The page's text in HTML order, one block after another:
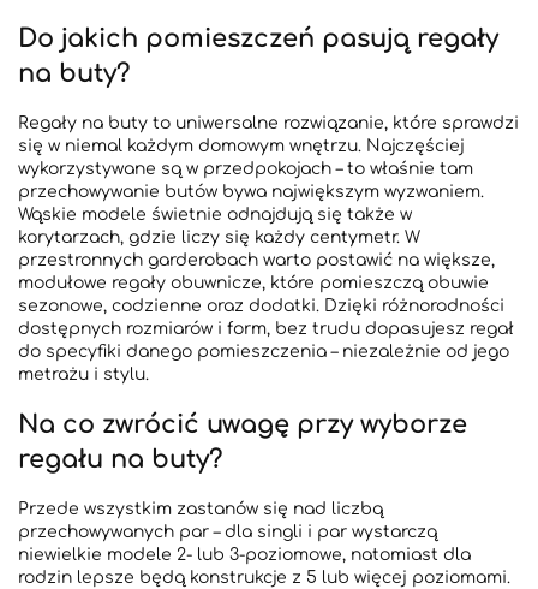
Do jakich pomieszczeń pasują regały
na buty?
Regały na buty to uniwersalne rozwiązanie, które sprawdzi
się w niemal każdym domowym wnętrzu. Najczęściej
wykorzystywane są w przedpokojach – to właśnie tam
przechowywanie butów bywa największym wyzwaniem.
Wąskie modele świetnie odnajdują się także w
korytarzach, gdzie liczy się każdy centymetr. W
przestronnych garderobach warto postawić na większe,
modułowe regały obuwnicze, które pomieszczą obuwie
sezonowe, codzienne oraz dodatki. Dzięki różnorodności
dostępnych rozmiarów i form, bez trudu dopasujesz regał
do specyfiki danego pomieszczenia – niezależnie od jego
metrażu i stylu.
Na co zwrócić uwagę przy wyborze
regału na buty?
Przede wszystkim zastanów się nad liczbą
przechowywanych par – dla singli i par wystarczą
niewielkie modele 2- lub 3-poziomowe, natomiast dla
rodzin lepsze będą konstrukcje z 5 lub więcej poziomami.